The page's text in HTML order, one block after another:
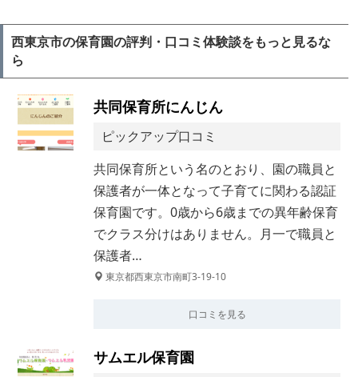
西東京市の保育園の評判・口コミ体験談をもっと見るな
ら
共同保育所にんじん
ピックアップ口コミ
共同保育所という名のとおり、園の職員と
保護者が一体となって子育てに関わる認証
保育園です。0歳から6歳までの異年齢保育
でクラス分けはありません。月一で職員と
保護者…
東京都西東京市南町3-19-10
口コミを見る
サムエル保育園